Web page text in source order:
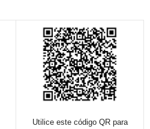
Utilice este código QR para